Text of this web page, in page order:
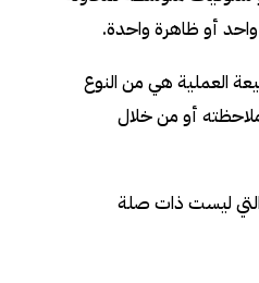
أو ظاهرة واحدة.
العملية هي من النوع
أو من خلال
التي ليست ذات صلة